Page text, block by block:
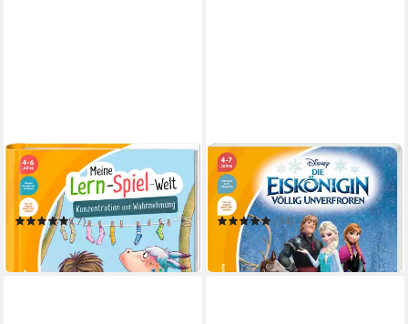
RAVENSBURGER
tiptoi® Meine Lern-Spiel-
Welt Konzentration und
Wahrnehmung /
(7)
19,99 €
in 1-2 Werktagen bei dir
RAVENSBURGER
tiptoi® Disney Die Eiskönigin
- Völlig unverfroren /
(14)
19,99 €
in 1-2 Werktagen bei dir